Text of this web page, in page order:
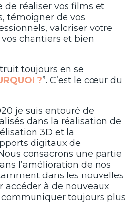
de réaliser vos films et
témoigner de vos
valoriser votre
chantiers et bien
toujours en se
?”. C’est le cœur du
je suis entouré de
dans la réalisation de
3D et la
digitaux de
consacrons une partie
l’amélioration de nos
dans les nouvelles
accéder à de nouveaux
toujours plus